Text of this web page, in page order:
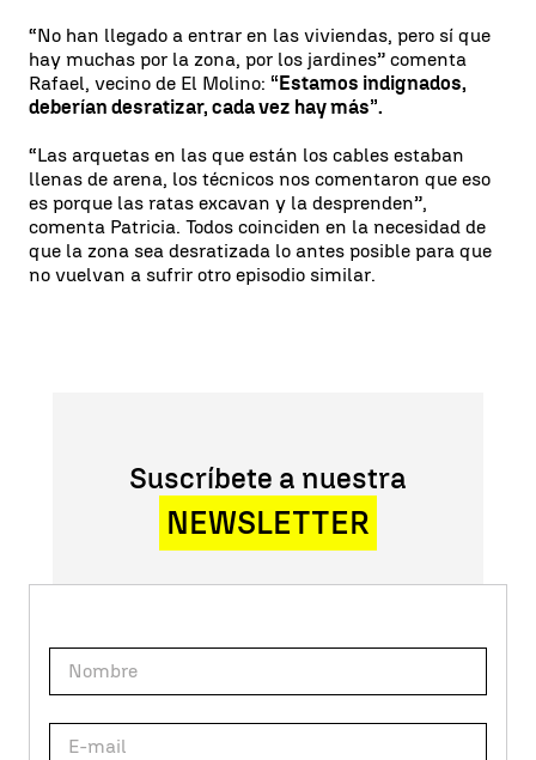
“No han llegado a entrar en las viviendas, pero sí que
hay muchas por la zona, por los jardines” comenta
Rafael, vecino de El Molino: “Estamos indignados,
deberían desratizar, cada vez hay más”.
“Las arquetas en las que están los cables estaban
llenas de arena, los técnicos nos comentaron que eso
es porque las ratas excavan y la desprenden”,
comenta Patricia. Todos coinciden en la necesidad de
que la zona sea desratizada lo antes posible para que
no vuelvan a sufrir otro episodio similar.
Suscríbete a nuestra
NEWSLETTER